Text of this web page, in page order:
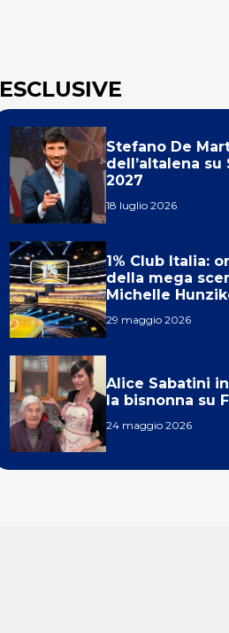
ESCLUSIVE
Stefano De
dell’altalena su
2027
18 luglio 2026
1% Club Italia:
della mega
Michelle
29 maggio 2026
Alice Sabatini
la bisnonna su
24 maggio 2026